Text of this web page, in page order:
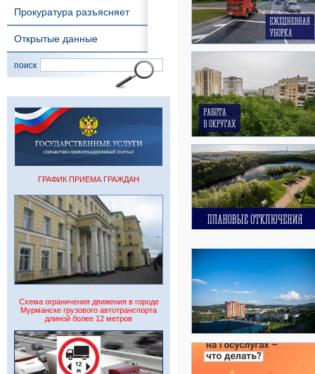
Прокуратура разъясняет
Открытые данные
поиск
ГРАФИК ПРИЕМА ГРАЖДАН
Схема ограничения движения в городе
Мурманске грузового автотранспорта
длиной более 12 метров